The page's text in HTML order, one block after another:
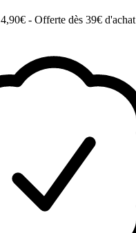
4,90€ - Offerte dès 39€ d'achat